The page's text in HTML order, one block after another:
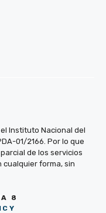
Instituto Nacional del
01/2166. Por lo que
de los servicios
forma, sin
8